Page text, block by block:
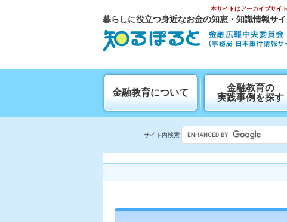
本サイトはアーカイブサイト
暮らしに役立つ身近なお金の知恵・知識情報サイ
金融教育について
⾦融教育の
実践事例を探す
サイト内検索